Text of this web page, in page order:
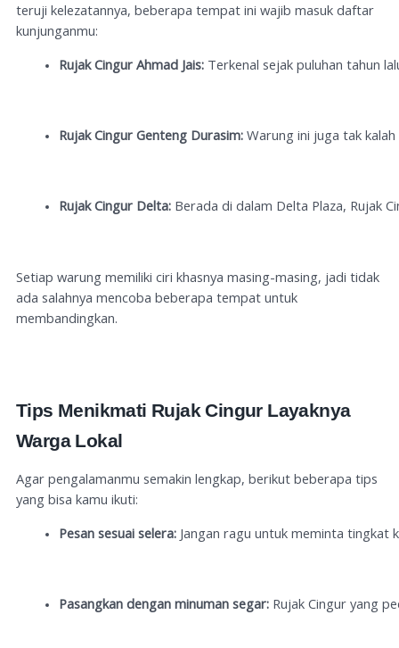
teruji kelezatannya, beberapa tempat ini wajib masuk daftar
kunjunganmu:
Rujak Cingur Ahmad Jais: Terkenal sejak puluhan tahun
Rujak Cingur Genteng Durasim: Warung ini juga tak
Rujak Cingur Delta: Berada di dalam Delta Plaza, Rujak
Setiap warung memiliki ciri khasnya masing-masing, jadi tidak
ada salahnya mencoba beberapa tempat untuk
membandingkan.
Tips Menikmati Rujak Cingur Layaknya
Warga Lokal
Agar pengalamanmu semakin lengkap, berikut beberapa tips
yang bisa kamu ikuti:
Pesan sesuai selera: Jangan ragu untuk meminta tingkat
Pasangkan dengan minuman segar: Rujak Cingur yang